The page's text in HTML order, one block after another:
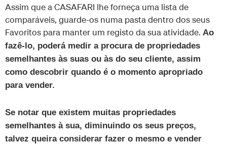
Assim que a CASAFARI lhe forneça uma lista de
comparáveis, guarde-os numa pasta dentro dos seus
Favoritos para manter um registo da sua atividade. Ao
fazê-lo, poderá medir a procura de propriedades
semelhantes às suas ou às do seu cliente, assim
como descobrir quando é o momento apropriado
para vender.
Se notar que existem muitas propriedades
semelhantes à sua, diminuindo os seus preços,
talvez queira considerar fazer o mesmo e vender